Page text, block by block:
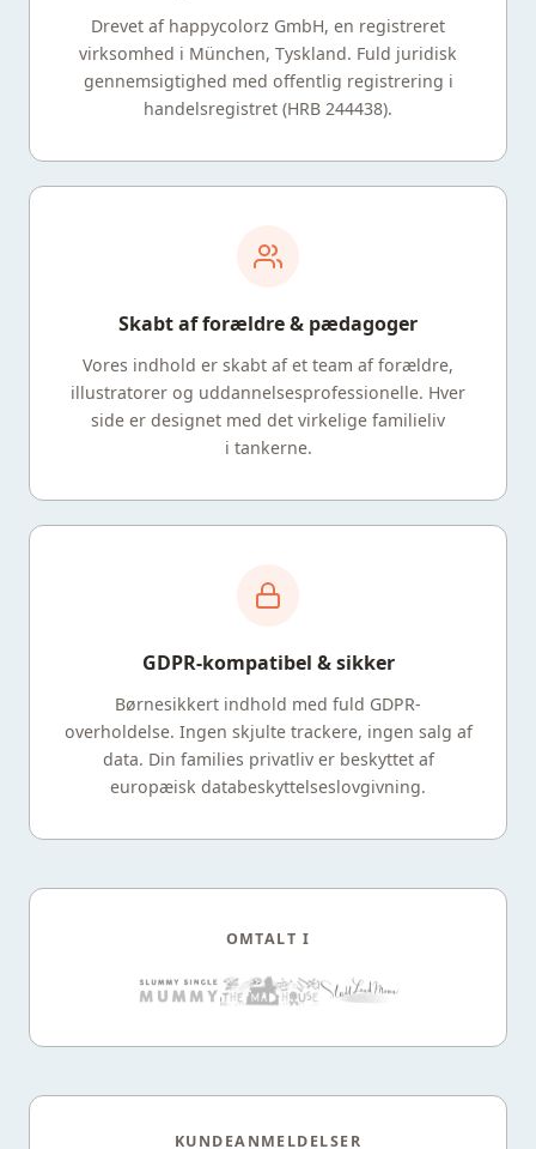
Drevet af happycolorz GmbH, en registreret
virksomhed i München, Tyskland. Fuld juridisk
gennemsigtighed med offentlig registrering i
handelsregistret (HRB 244438).
Skabt af forældre & pædagoger
Vores indhold er skabt af et team af forældre,
illustratorer og uddannelsesprofessionelle. Hver
side er designet med det virkelige familieliv
i tankerne.
GDPR-kompatibel & sikker
Børnesikkert indhold med fuld GDPR-
overholdelse. Ingen skjulte trackere, ingen salg af
data. Din families privatliv er beskyttet af
europæisk databeskyttelseslovgivning.
OMTALT I
KUNDEANMELDELSER